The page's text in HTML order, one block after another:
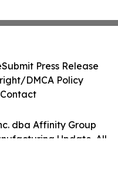
dba Affinity Group
Update. All
Submit Press Release
DMCA Policy
Contact